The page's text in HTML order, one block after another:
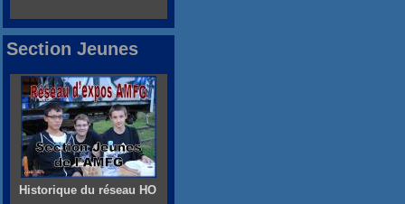
Section Jeunes
Historique du réseau HO